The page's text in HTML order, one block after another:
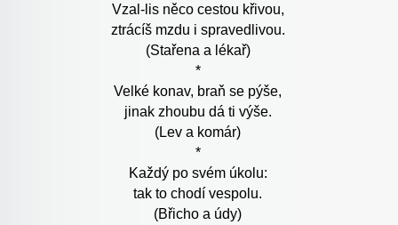
Vzal-lis něco cestou křivou,
ztrácíš mzdu i spravedlivou.
(Stařena a lékař)
*
Velké konav, braň se pýše,
jinak zhoubu dá ti výše.
(Lev a komár)
*
Každý po svém úkolu:
tak to chodí vespolu.
(Břicho a údy)